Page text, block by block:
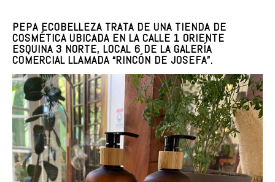
PEPA ECOBELLEZA TRATA DE UNA TIENDA DE
COSMÉTICA UBICADA EN LA CALLE 1 ORIENTE
ESQUINA 3 NORTE, LOCAL 6 DE LA GALERÍA
COMERCIAL LLAMADA “RINCÓN DE JOSEFA”.